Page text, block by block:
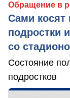
Обращение в
Сами косят
подростки
со
Состояние
подростков